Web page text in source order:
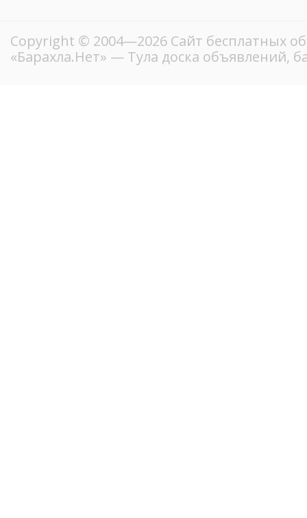
Copyright © 2004—2026 Сайт бесплатных
«Барахла.Нет» — Тула доска объявлений,